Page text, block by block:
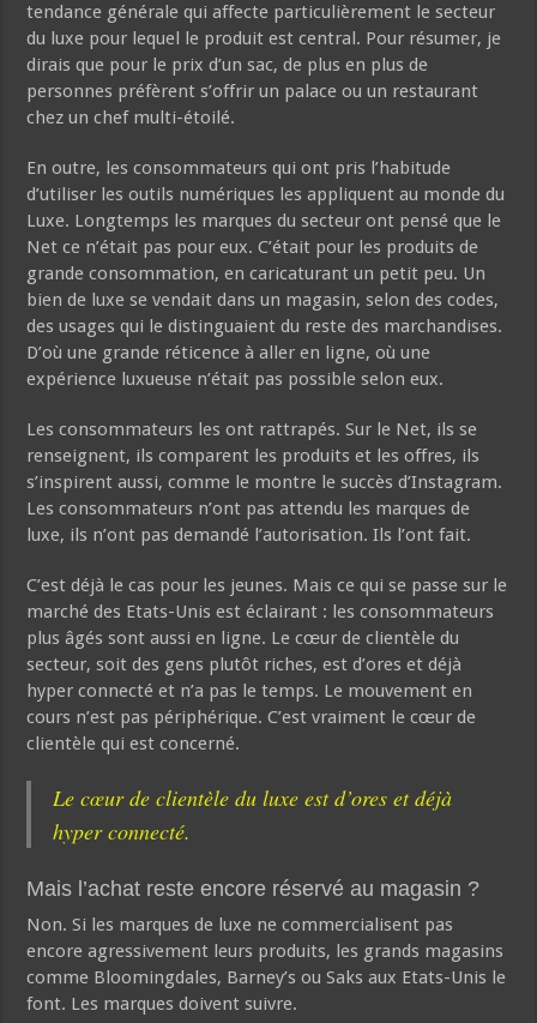
tendance générale qui affecte particulièrement le secteur
du luxe pour lequel le produit est central. Pour résumer, je
dirais que pour le prix d’un sac, de plus en plus de
personnes préfèrent s’offrir un palace ou un restaurant
chez un chef multi-étoilé.
En outre, les consommateurs qui ont pris l’habitude
d’utiliser les outils numériques les appliquent au monde du
Luxe. Longtemps les marques du secteur ont pensé que le
Net ce n’était pas pour eux. C’était pour les produits de
grande consommation, en caricaturant un petit peu. Un
bien de luxe se vendait dans un magasin, selon des codes,
des usages qui le distinguaient du reste des marchandises.
D’où une grande réticence à aller en ligne, où une
expérience luxueuse n’était pas possible selon eux.
Les consommateurs les ont rattrapés. Sur le Net, ils se
renseignent, ils comparent les produits et les offres, ils
s’inspirent aussi, comme le montre le succès d’Instagram.
Les consommateurs n’ont pas attendu les marques de
luxe, ils n’ont pas demandé l’autorisation. Ils l’ont fait.
C’est déjà le cas pour les jeunes. Mais ce qui se passe sur le
marché des Etats-Unis est éclairant : les consommateurs
plus âgés sont aussi en ligne. Le cœur de clientèle du
secteur, soit des gens plutôt riches, est d’ores et déjà
hyper connecté et n’a pas le temps. Le mouvement en
cours n’est pas périphérique. C’est vraiment le cœur de
clientèle qui est concerné.
Le cœur de clientèle du luxe est d’ores et déjà
hyper connecté.
Mais l’achat reste encore réservé au magasin ?
Non. Si les marques de luxe ne commercialisent pas
encore agressivement leurs produits, les grands magasins
comme Bloomingdales, Barney’s ou Saks aux Etats-Unis le
font. Les marques doivent suivre.